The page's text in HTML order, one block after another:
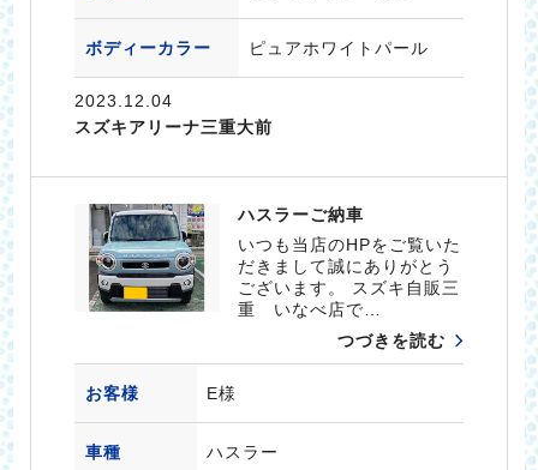
ボディーカラー ピュアホワイトパール
2023.12.04
スズキアリーナ三重大前
ハスラーご納車
いつも当店のHPをご覧いた
だきまして誠にありがとう
ございます。 スズキ自販三
重 いなべ店で…
つづきを読む
お客様 E様
車種 ハスラー